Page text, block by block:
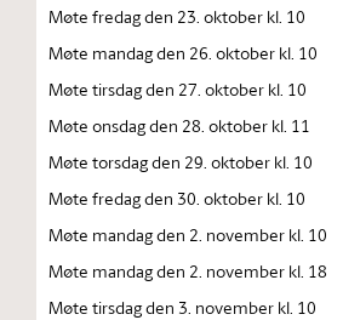
Møte fredag den 23. oktober kl. 10
Møte mandag den 26. oktober kl. 10
Møte tirsdag den 27. oktober kl. 10
Møte onsdag den 28. oktober kl. 11
Møte torsdag den 29. oktober kl. 10
Møte fredag den 30. oktober kl. 10
Møte mandag den 2. november kl. 10
Møte mandag den 2. november kl. 18
Møte tirsdag den 3. november kl. 10